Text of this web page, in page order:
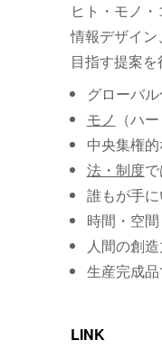
ヒト・モノ
情報デザイ
目指す提案を
グローバ
モノ （ハ
中央集権
法・制度で
誰もが手
時間・空
人間の創
生産完成
LINK